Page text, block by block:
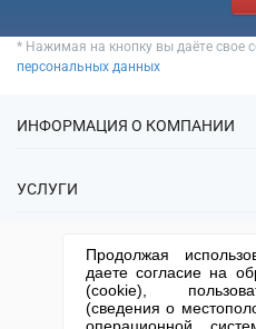
* Нажимая на кнопку вы даёте свое
персональных данных
ИНФОРМАЦИЯ О КОМПАНИИ
О нас
Спецпредложения
УСЛУГИ
Продажа фирм
Регистрация
Ликвидация
КОНТАКТНАЯ ИНФОРМАЦИЯ
+7 (495) 740-38-07
(По Москве)
Продолжая
даете согласие на
(cookie),
(сведения о